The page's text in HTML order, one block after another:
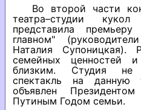
Во второй части
театра–студии
представила
главном"
Наталия Супоницкая).
семейных
близким. Студия не
спектакль на
объявлен
Путиным Годом семьи.